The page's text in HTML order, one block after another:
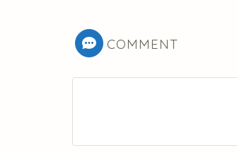
COMMENT